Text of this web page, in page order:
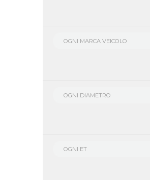
OGNI MARCA VEICOLO
OGNI DIAMETRO
OGNI ET